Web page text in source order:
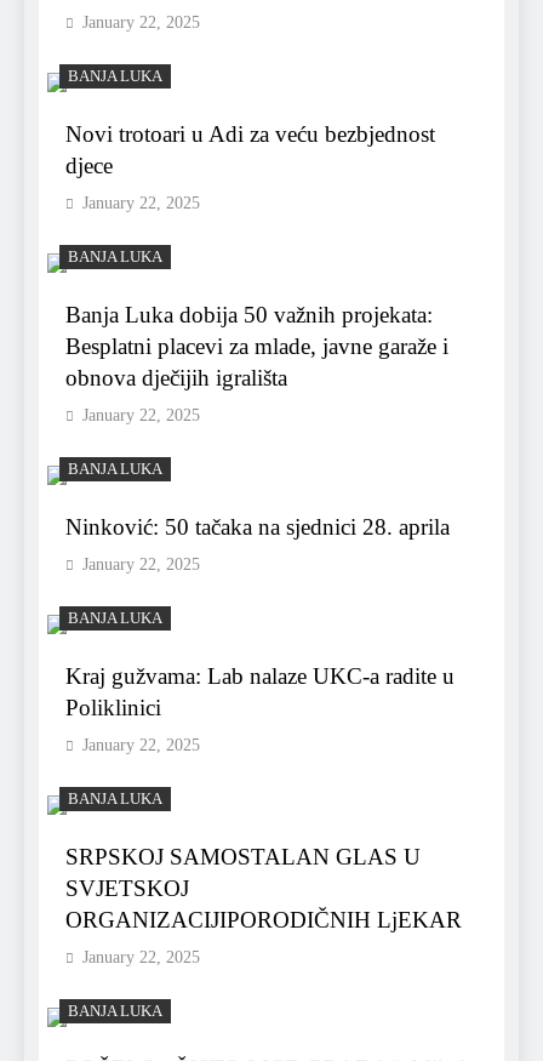
January 22, 2025
BANJA LUKA
Novi trotoari u Adi za veću bezbjednost
djece
January 22, 2025
BANJA LUKA
Banja Luka dobija 50 važnih projekata:
Besplatni placevi za mlade, javne garaže i
obnova dječijih igrališta
January 22, 2025
BANJA LUKA
Ninković: 50 tačaka na sjednici 28. aprila
January 22, 2025
BANJA LUKA
Kraj gužvama: Lab nalaze UKC-a radite u
Poliklinici
January 22, 2025
BANJA LUKA
SRPSKOJ SAMOSTALAN GLAS U
SVJETSKOJ
ORGANIZACIJIPORODIČNIH LjEKAR
January 22, 2025
BANJA LUKA